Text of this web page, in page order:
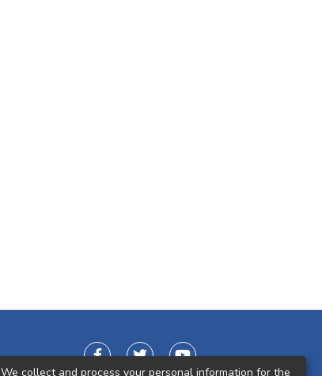
We collect and process your personal information for the